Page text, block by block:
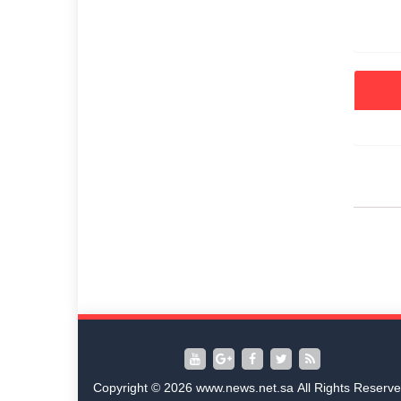
Copyright © 2026 www.news.net.sa All Rights